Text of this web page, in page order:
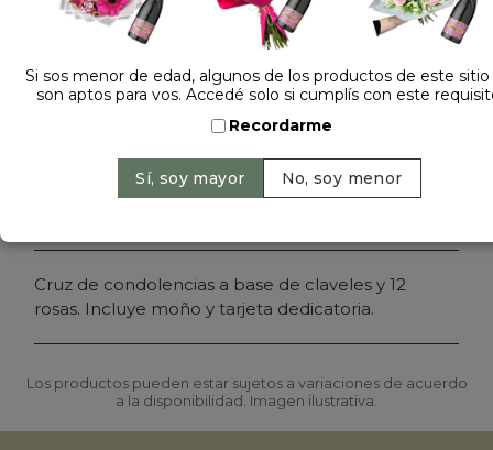
Dejá tu opinión
CRUZ FUNEBRE DE CLAVELES Y 12 ROSAS
Cantidad:
Agregar al carrito
Cruz de condolencias a base de claveles y 12
rosas. Incluye moño y tarjeta dedicatoria.
Los productos pueden estar sujetos a variaciones de acuerdo
a la disponibilidad. Imagen ilustrativa.
Si sos menor de edad, algunos de los productos de este
son aptos para vos. Accedé solo si cumplís con este
Recordarme